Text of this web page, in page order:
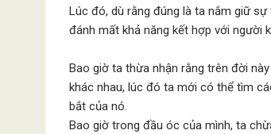
Lúc đó, dù rằng đúng là ta nắm giữ
đánh mất khả năng kết hợp với người
Bao giờ ta thừa nhận rằng trên đời
khác nhau, lúc đó ta mới có thể tìm
bắt của nó.
Bao giờ trong đầu óc của mình, ta